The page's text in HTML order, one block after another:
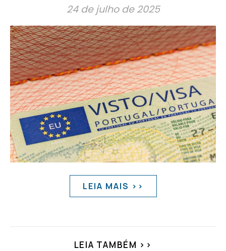
24 de julho de 2025
LEIA MAIS >>
LEIA TAMBÉM >>